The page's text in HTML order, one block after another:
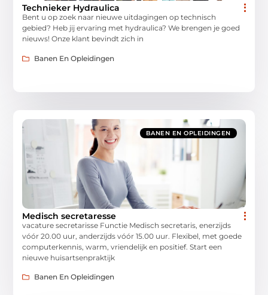
Technieker Hydraulica
Bent u op zoek naar nieuwe uitdagingen op technisch
gebied? Heb jij ervaring met hydraulica? We brengen je goed
nieuws! Onze klant bevindt zich in
Banen En Opleidingen
BANEN EN OPLEIDINGEN
Medisch secretaresse
vacature secretarisse Functie Medisch secretaris, enerzijds
vóór 20.00 uur, anderzijds vóór 15.00 uur. Flexibel, met goede
computerkennis, warm, vriendelijk en positief. Start een
nieuwe huisartsenpraktijk
Banen En Opleidingen